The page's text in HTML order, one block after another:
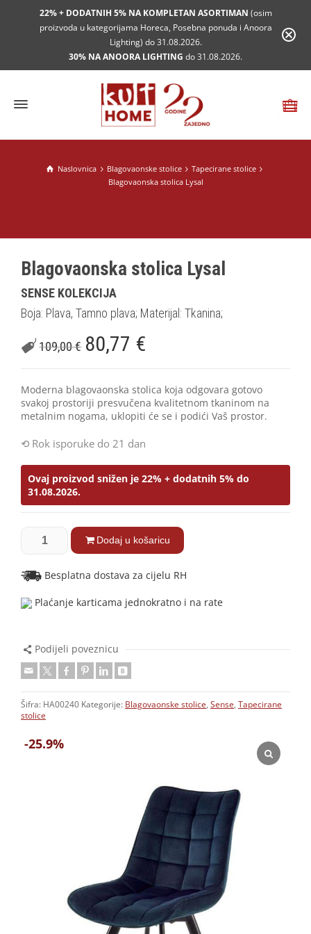
22% + DODATNIH 5% NA KOMPLETAN ASORTIMAN (osim
proizvoda u kategorijama Horeca, Posebna ponuda i Anoora
Lighting) do 31.08.2026.
30% NA ANOORA LIGHTING do 31.08.2026.
Naslovnica Blagovaonske stolice
Tapecirane stolice
Blagovaonska stolica Lysal
-25.9%
Blagovaonska stolica Lysal
SENSE KOLEKCIJA
Boja: Plava, Tamno plava; Materijal: Tkanina;
109,00€ 80,77 €
Moderna blagovaonska stolica koja odgovara gotovo
svakoj prostoriji presvučena kvalitetnom tkaninom na
metalnim nogama, uklopiti će se i podići Vaš prostor.
Rok isporuke do 21 dan
Ovaj proizvod snižen je 22% + dodatnih 5% do
31.08.2026.
Dodaj u košaricu
Besplatna dostava za cijelu RH
Plaćanje karticama jednokratno i na rate
Podijeli poveznicu
Šifra: HA00240 Kategorije: Blagovaonske stolice, Sense, Tapecirane
stolice